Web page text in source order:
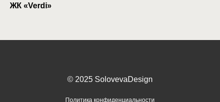
ЖК «Verdi»
© 2025 SolovevaDesign
Политика конфиденциальности